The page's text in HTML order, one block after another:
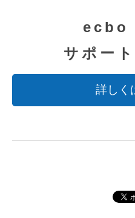
ecbo
サポー
詳しく